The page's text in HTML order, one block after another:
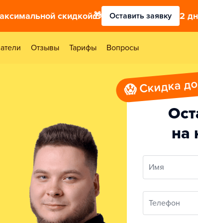
скидкой🎁 Оставить заявку 2
Отзывы Тарифы Вопросы
на
Имя
Телефон
😱 Скидка